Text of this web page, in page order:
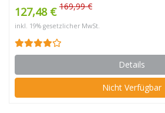
127,48 € 169,99 €
inkl. 19% gesetzlicher MwSt.
Details
Nicht Verfügbar